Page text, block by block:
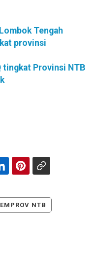
Tengah
provinsi
tingkat Provinsi NTB
NTB